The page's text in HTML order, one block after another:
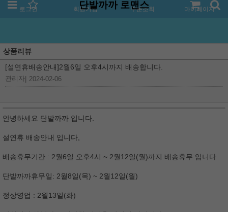
로그인 회원가입 주문조회 마이페이지
단발까까 로맨스
상품리뷰
[설연휴배송안내]2월6일 오후4시까지 배송합니다.
관리자 2024-02-06
안녕하세요 단발까까 입니다.
설연휴 배송안내 입니다,
배송휴무기간 : 2월6일 오후4시 ~ 2월12일(월)까지 배송휴무 입니다
단발까까휴무일: 2월8일(목) ~ 2월12일(월)
정상영업 : 2월13일(화)